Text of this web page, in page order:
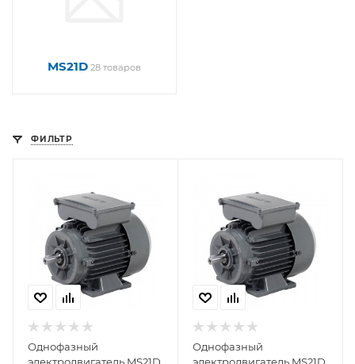
MS21D 28 товаров
ФИЛЬТР
Однофазный
Однофазный